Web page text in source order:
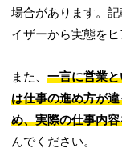
場合があります。
イザーから実態をヒ
また、一言に営業
は仕事の進め方が
め、実際の仕事内
んでください。